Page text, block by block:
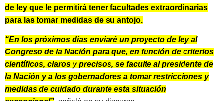
de ley que le permitirá tener facultades extraordinarias
para las tomar medidas de su antojo.
“En los próximos días enviaré un proyecto de ley al
Congreso de la Nación para que, en función de criterios
científicos, claros y precisos, se faculte al presidente de
la Nación y a los gobernadores a tomar restricciones y
medidas de cuidado durante esta situación